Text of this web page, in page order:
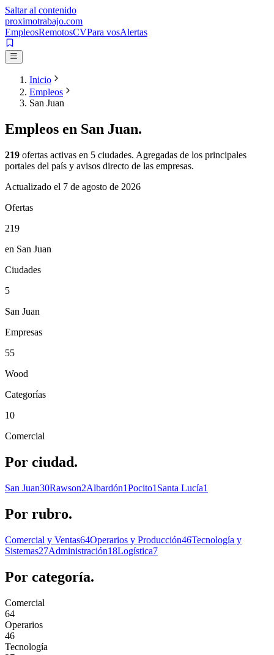
Saltar al contenido
proximotrabajo.com
EmpleosRemotosCVPara vosAlertas
Inicio
Empleos
San Juan
Empleos en San Juan.
219 ofertas activas en 5 ciudades. Agregadas de los principales
portales del país y avisos directo de las empresas.
Actualizado el 7 de agosto de 2026
Ofertas
219
en San Juan
Ciudades
5
San Juan
Empresas
55
Wood
Categorías
10
Comercial
Por ciudad.
San Juan30Rawson2Albardón1Pocito1 Santa Lucía1
Por rubro.
Comercial y Ventas64Operarios y Producción46Tecnología y
Sistemas27Administración18Logística7
Por categoría.
Comercial
64
Operarios
46
Tecnología